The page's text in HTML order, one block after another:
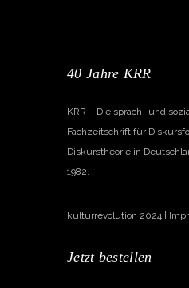
40 Jahre KRR
KRR – Die sprach- und
Fachzeitschrift für
Diskurstheorie in
1982.
kulturrevolution 2024 |
Jetzt bestellen